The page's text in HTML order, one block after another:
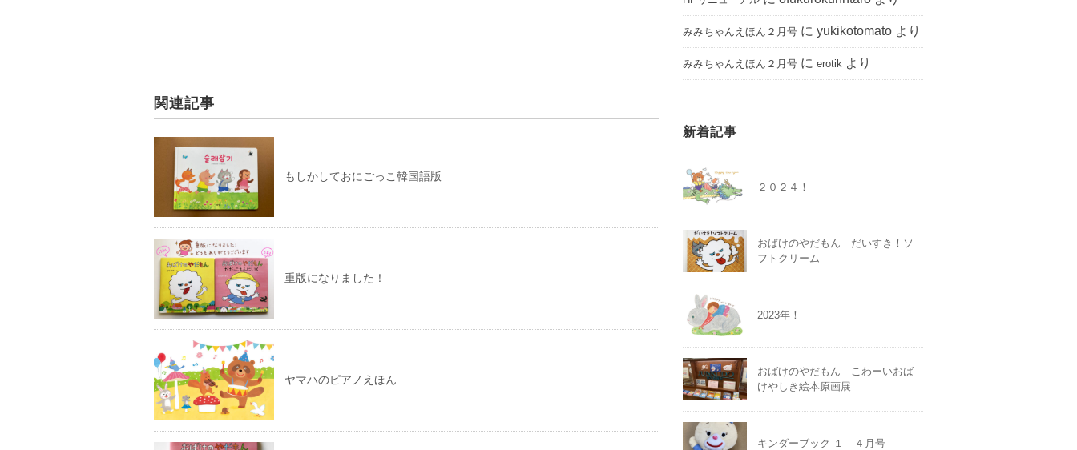
関連記事
もしかしておにごっこ韓国語版
重版になりました！
ヤマハのピアノえほん
みみちゃんえほん２月号 にyukikotomato より
みみちゃんえほん２月号 にerotik より
新着記事
２０２４！
おばけのやだもん だいすき！ソ
フトクリーム
2023年！
おばけのやだもん こわーいおば
けやしき絵本原画展
キンダーブック １ ４月号